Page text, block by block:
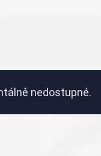
nedostupné.